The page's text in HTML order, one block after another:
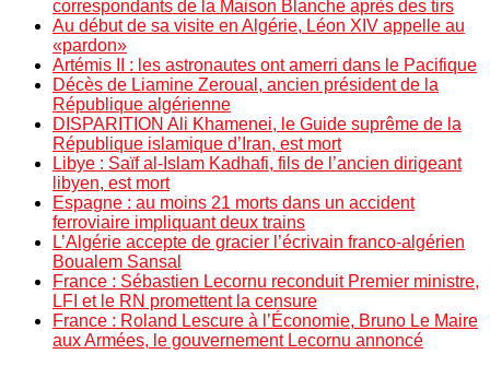
correspondants de la Maison Blanche après des tirs
Au début de sa visite en Algérie, Léon XIV appelle au
«pardon»
Artémis II : les astronautes ont amerri dans le Pacifique
Décès de Liamine Zeroual, ancien président de la
République algérienne
DISPARITION Ali Khamenei, le Guide suprême de la
République islamique d’Iran, est mort
Libye : Saïf al-Islam Kadhafi, fils de l’ancien dirigeant
libyen, est mort
Espagne : au moins 21 morts dans un accident
ferroviaire impliquant deux trains
L’Algérie accepte de gracier l’écrivain franco-algérien
Boualem Sansal
France : Sébastien Lecornu reconduit Premier ministre,
LFI et le RN promettent la censure
France : Roland Lescure à l’Économie, Bruno Le Maire
aux Armées, le gouvernement Lecornu annoncé